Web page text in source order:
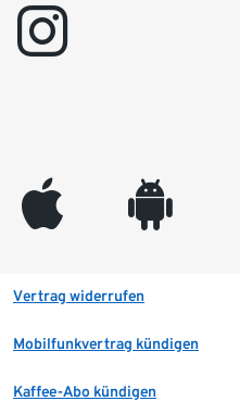
instagram
appleinc android
Vertrag widerrufen
Mobilfunkvertrag kündigen
Kaffee-Abo kündigen